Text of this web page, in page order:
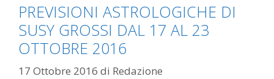
PREVISIONI ASTROLOGICHE DI
SUSY GROSSI DAL 17 AL 23
OTTOBRE 2016
17 Ottobre 2016 di Redazione